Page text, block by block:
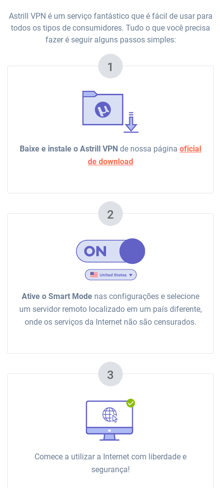
Astrill VPN é um serviço fantástico que é fácil de usar para
todos os tipos de consumidores. Tudo o que você precisa
fazer é seguir alguns passos simples:
1
Baixe e instale o Astrill VPN de nossa página oficial
de download
2
Ative o Smart Mode nas configurações e selecione
um servidor remoto localizado em um país diferente,
onde os serviços da Internet não são censurados.
3
Comece a utilizar a Internet com liberdade e
segurança!